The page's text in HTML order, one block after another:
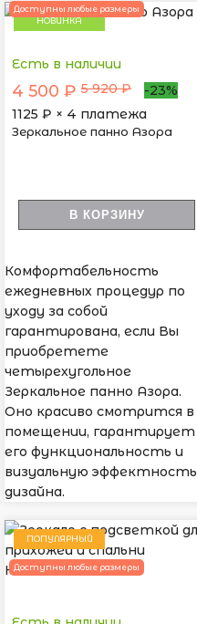
НОВИНКА
Доступны любые размеры
Есть в наличии
4 500 ₽ 5 920 ₽
-23%
1125 ₽ × 4 платежа
Зеркальное панно Азора
В КОРЗИНУ
Комфортабельность
ежедневных процедур по
уходу за собой
гарантирована, если Вы
приобретете
четырехугольное
Зеркальное панно Азора.
Оно красиво смотрится в
помещении, гарантирует
его функциональность и
визуальную эффектность
дизайна.
ПОПУЛЯРНЫЙ
Доступны любые размеры